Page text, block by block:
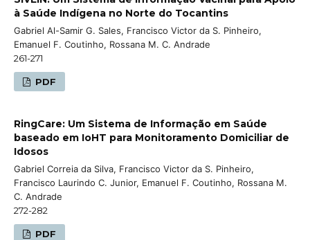
à Saúde Indígena no Norte do Tocantins
Gabriel Al-Samir G. Sales, Francisco Victor da S. Pinheiro,
Emanuel F. Coutinho, Rossana M. C. Andrade
261-271
PDF
RingCare: Um Sistema de Informação em Saúde
baseado em IoHT para Monitoramento Domiciliar de
Idosos
Gabriel Correia da Silva, Francisco Victor da S. Pinheiro,
Francisco Laurindo C. Junior, Emanuel F. Coutinho, Rossana M.
C. Andrade
272-282
PDF